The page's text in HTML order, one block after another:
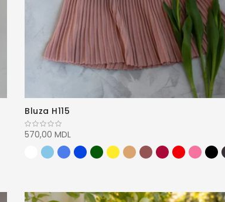
Bluza H115
570,00 MDL